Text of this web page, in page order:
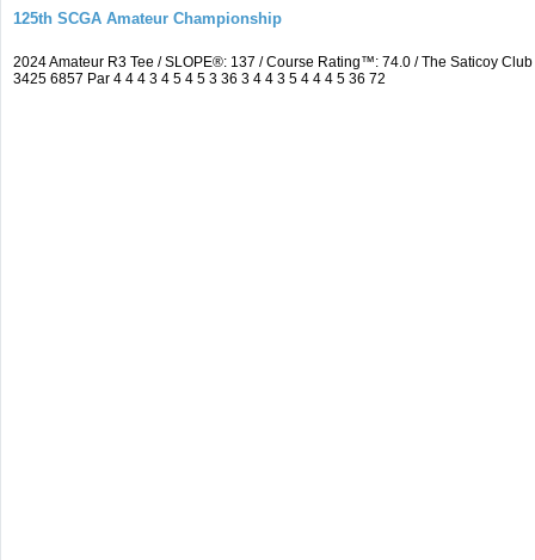
125th SCGA Amateur Championship
2024 Amateur R3 Tee / SLOPE®: 137 / Course Rating™: 74.0 / The Saticoy
3425 6857 Par 4 4 4 3 4 5 4 5 3 36 3 4 4 3 5 4 4 4 5 36 72